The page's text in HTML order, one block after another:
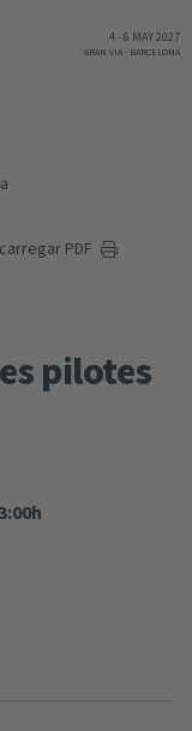
4-6 MAY 2027
GRAN VIA- BARCELONA
PDF
pilotes